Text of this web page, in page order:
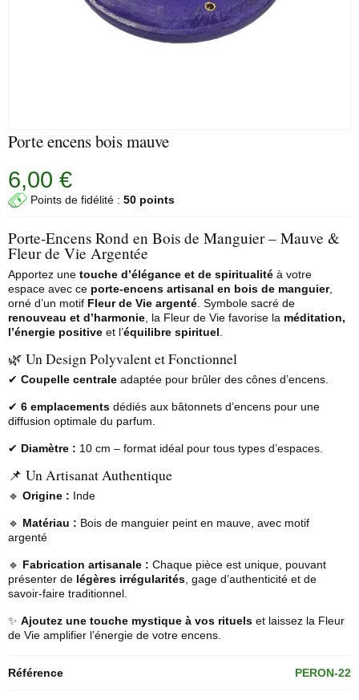
Porte encens bois mauve
6,00 €
Points de fidélité : 50 points
Porte-Encens Rond en Bois de Manguier – Mauve &
Fleur de Vie Argentée
Apportez une touche d’élégance et de spiritualité à votre
espace avec ce porte-encens artisanal en bois de manguier,
orné d’un motif Fleur de Vie argenté . Symbole sacré de
renouveau et d’harmonie , la Fleur de Vie favorise la méditation,
l’énergie positive et l’équilibre spirituel
🌿 Un Design Polyvalent et Fonctionnel
✔ Coupelle centrale adaptée pour brûler des cônes d’encens.
✔ 6 emplacements dédiés aux bâtonnets d’encens pour une
diffusion optimale du parfum.
✔ Diamètre : 10 cm – format idéal pour tous types d’espaces.
📌 Un Artisanat Authentique
🔹 Origine : Inde
🔹 Matériau : Bois de manguier peint en mauve, avec motif
argenté
🔹 Fabrication artisanale : Chaque pièce est unique, pouvant
présenter de légères irrégularités , gage d’authenticité et de
savoir-faire traditionnel.
✨ Ajoutez une touche mystique à vos rituels et laissez la Fleur
de Vie amplifier l’énergie de votre encens.
Référence PERON-22